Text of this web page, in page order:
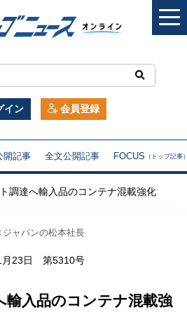
イン 会員登録
開記事 全文公開記事 FOCUS （トップ記事
調達へ輸入品のコンテナ混載強化
ジャパンの松本社長
月23日 第5310号
輸入品のコンテナ混載強